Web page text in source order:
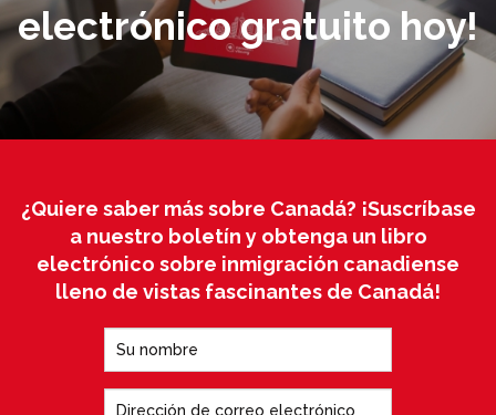
electrónico gratuito hoy!
¿Quiere saber más sobre Canadá? ¡Suscríbase
a nuestro boletín y obtenga un libro
electrónico sobre inmigración canadiense
lleno de vistas fascinantes de Canadá!